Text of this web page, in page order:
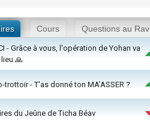
Cours Questions au Rav
- Grâce à vous, l'opération de Yohan va
🙏
trottoir - T'as donné ton MA’ASSER ?
du Jeûne de Ticha Béav